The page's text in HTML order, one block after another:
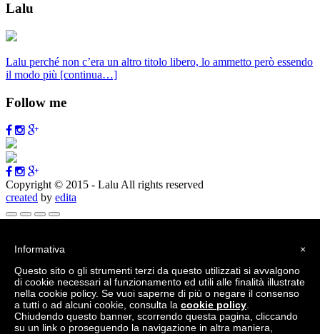
Lalu
Lalu perché non c’era un altro titolo libero, lo ammetto però essendo
il modo più [continua…]
Follow me
Copyright © 2015 - Lalu All rights reserved
created by edita
WordPress.org
Documentazione
Supporto
Feedback
Accedi
×
Informativa
Questo sito o gli strumenti terzi da questo utilizzati si avvalgono
di cookie necessari al funzionamento ed utili alle finalità illustrate
nella cookie policy. Se vuoi saperne di più o negare il consenso
a tutti o ad alcuni cookie, consulta la cookie policy
Chiudendo questo banner, scorrendo questa pagina, cliccando
su un link o proseguendo la navigazione in altra maniera,